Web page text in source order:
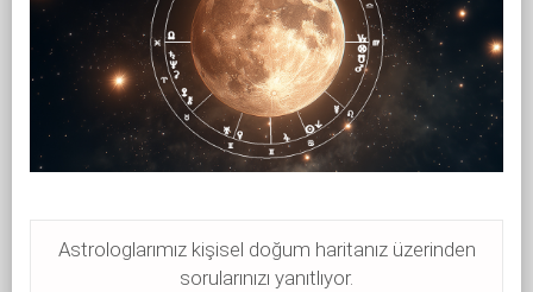
Astrologlarımız kişisel doğum haritanız üzerinden
sorularınızı yanıtlıyor.